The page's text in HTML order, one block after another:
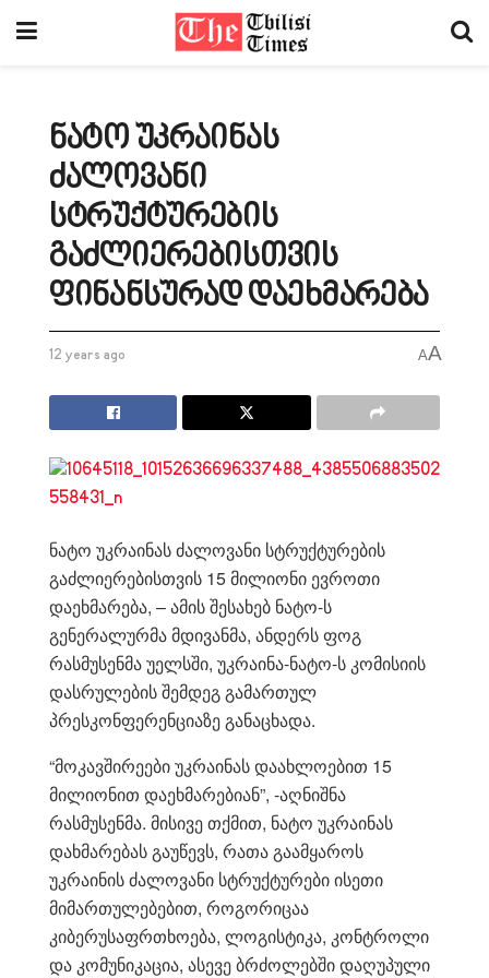
ნატო უკრაინას
ძალოვანი
სტრუქტურების
გაძლიერებისთვის
ფინანსურად დაეხმარება
12 years ago AA
ნატო უკრაინას ძალოვანი სტრუქტურების
გაძლიერებისთვის 15 მილიონი ევროთი
დაეხმარება, – ამის შესახებ ნატო-ს
გენერალურმა მდივანმა, ანდერს ფოგ
რასმუსენმა უელსში, უკრაინა-ნატო-ს კომისიის
დასრულების შემდეგ გამართულ
პრესკონფერენციაზე განაცხადა.
“მოკავშირეები უკრაინას დაახლოებით 15
მილიონით დაეხმარებიან”, -აღნიშნა
რასმუსენმა. მისივე თქმით, ნატო უკრაინას
დახმარებას გაუწევს, რათა გაამყაროს
უკრაინის ძალოვანი სტრუქტურები ისეთი
მიმართულებებით, როგორიცაა
კიბერუსაფრთხოება, ლოგისტიკა, კონტროლი
და კომუნიკაცია, ასევე ბრძოლებში დაღუპული